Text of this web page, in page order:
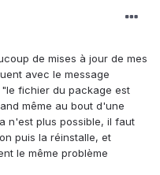
de mises à jour de mes
avec le message
fichier du package est
même au bout d'une
n'est plus possible, il faut
puis la réinstalle, et
le même problème